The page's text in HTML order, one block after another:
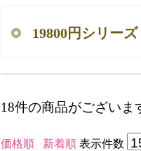
19800円シリーズ
18件の商品がございま
価格順 新着順 表示件数